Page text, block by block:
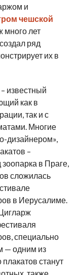
и
чешской
много лет
ряд
их в
известный
как в
так и с
Многие
дизайнером»,
–
в Праге,
сложилась
в Иерусалиме.
специально
— одним из
станут